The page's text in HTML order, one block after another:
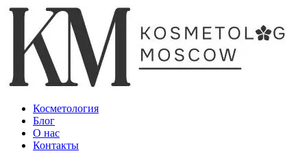
Косметология
Блог
О нас
Контакты